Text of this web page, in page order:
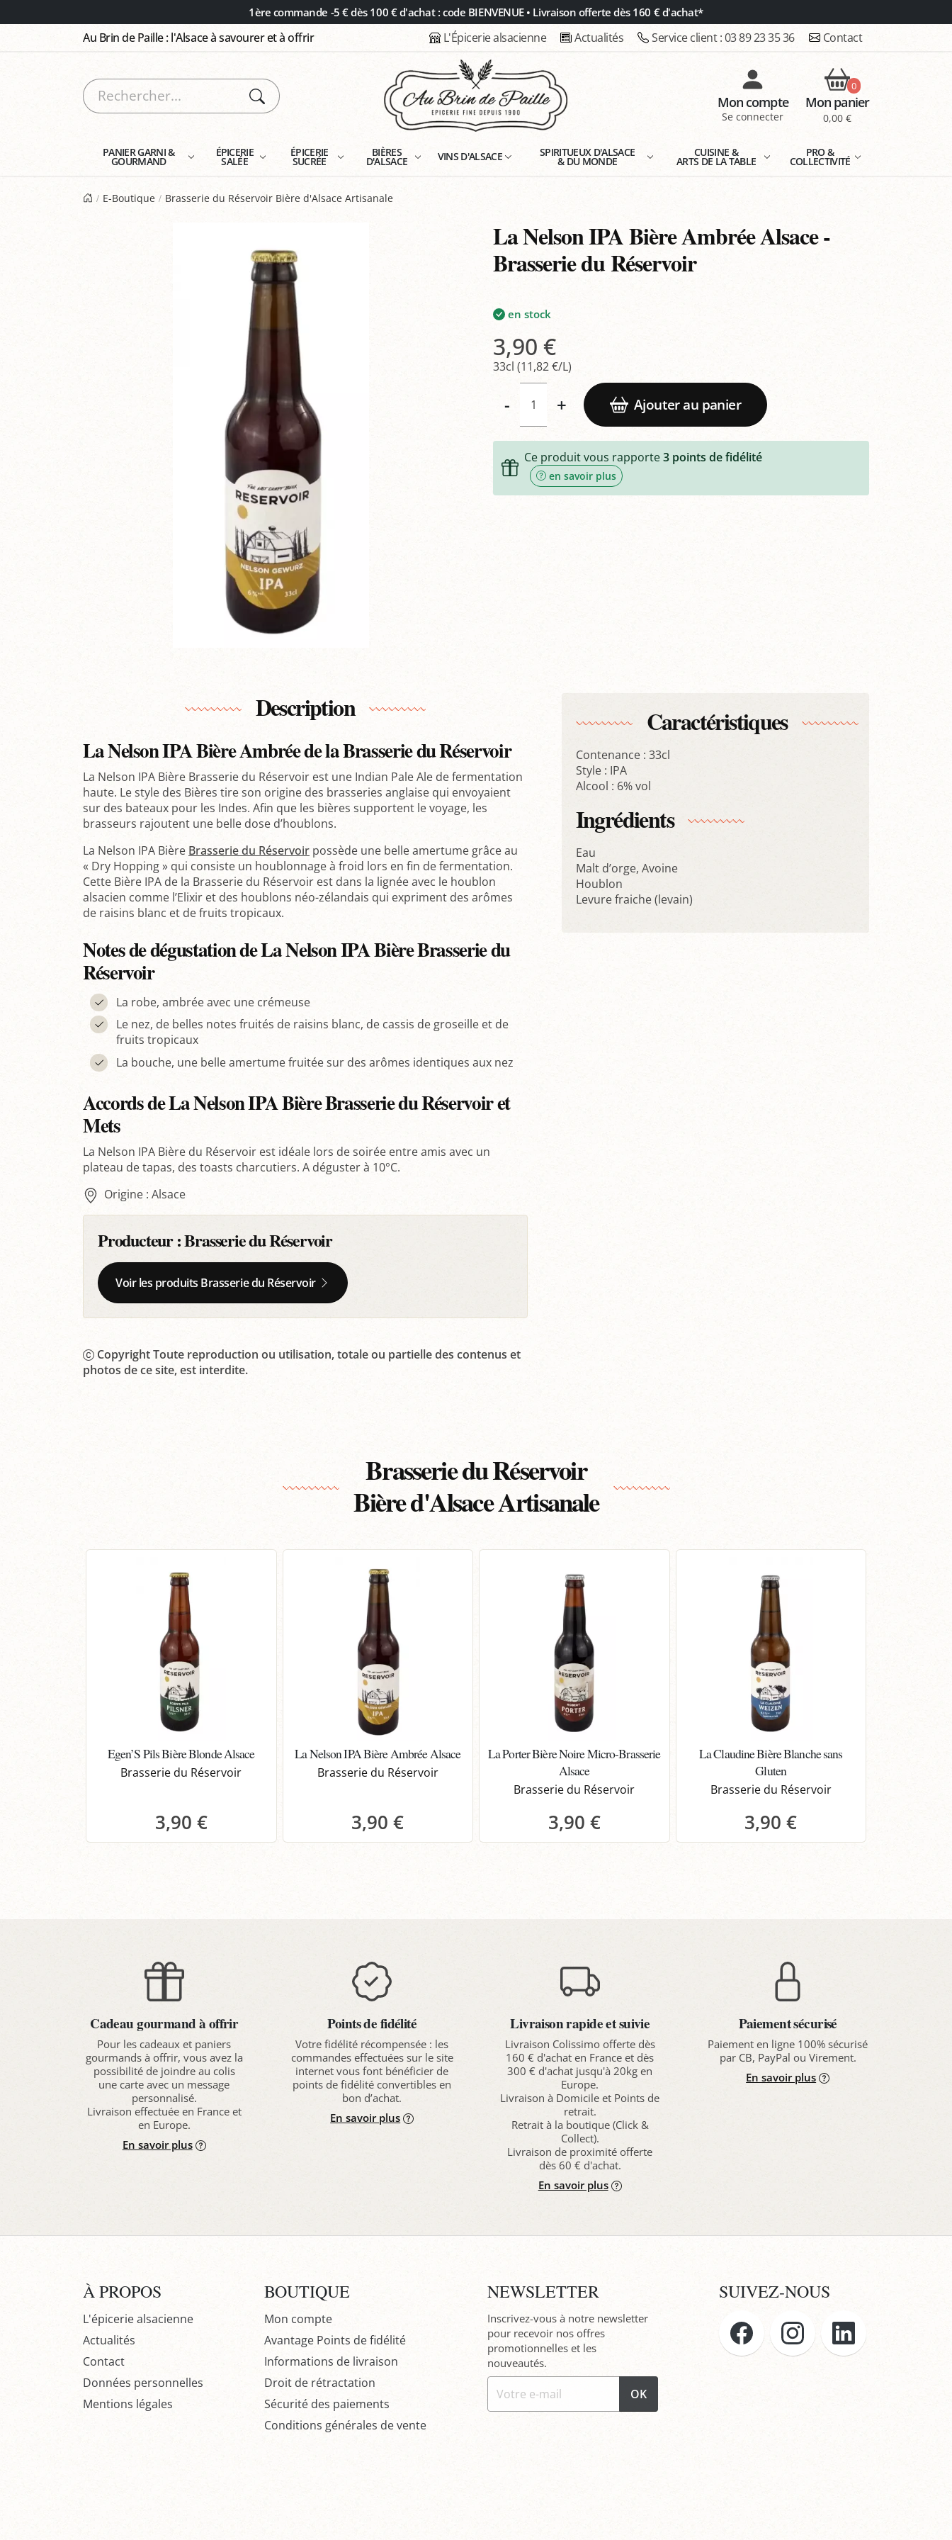
1ère commande -5 € dès 100 € d'achat : code BIENVENUE • Livraison offerte dès 160 € d'achat*
Au Brin de Paille : l'Alsace à savourer et à offrir L'Épicerie alsacienne Actualités Service client :03 89 23 35 36 Contact
Mon compte
Se connecter
0
Mon panier
0,00 €
PANIER GARNI &
GOURMAND
ÉPICERIE
SALÉE
ÉPICERIE
SUCRÉE
BIÈRES
D'ALSACE VINS D'ALSACE SPIRITUEUX D'ALSACE
& DU MONDE
CUISINE &
ARTS DE LA TABLE
PRO &
COLLECTIVITÉ
E-Boutique Brasserie du Réservoir Bière d'Alsace Artisanale
La Nelson IPA Bière Ambrée Alsace -
Brasserie du Réservoir
en stock
3,90 €
33cl (11,82 €/L)
- + Ajouter au panier
Ce produit vous rapporte3points de fidélité
en savoir plus
Description
La Nelson IPA Bière Ambrée de la Brasserie du Réservoir
La Nelson IPA Bière Brasserie du Réservoir est une Indian Pale Ale de fermentation
haute. Le style des Bières tire son origine des brasseries anglaise qui envoyaient
sur des bateaux pour les Indes. Afin que les bières supportent le voyage, les
brasseurs rajoutent une belle dose d’houblons.
La Nelson IPA Bière Brasserie du Réservoir possède une belle amertume grâce au
« Dry Hopping » qui consiste un houblonnage à froid lors en fin de fermentation.
Cette Bière IPA de la Brasserie du Réservoir est dans la lignée avec le houblon
alsacien comme l’Elixir et des houblons néo-zélandais qui expriment des arômes
de raisins blanc et de fruits tropicaux.
Notes de dégustation de La Nelson IPA Bière Brasserie du
Réservoir
La robe, ambrée avec une crémeuse
Le nez, de belles notes fruités de raisins blanc, de cassis de groseille et de
fruits tropicaux
La bouche, une belle amertume fruitée sur des arômes identiques aux nez
Accords de La Nelson IPA Bière Brasserie du Réservoir et
Mets
La Nelson IPA Bière du Réservoir est idéale lors de soirée entre amis avec un
plateau de tapas, des toasts charcutiers. A déguster à 10°C.
Origine : Alsace
Producteur :Brasserie du Réservoir
Voir les produits Brasserie du Réservoir
Copyright Toute reproduction ou utilisation, totale ou partielle des contenus et
photos de ce site, est interdite.
Caractéristiques
Contenance : 33cl
Style : IPA
Alcool : 6% vol
Ingrédients
Eau
Malt d’orge, Avoine
Houblon
Levure fraiche (levain)
Brasserie du Réservoir
Bière d'Alsace Artisanale
Egen’S Pils Bière Blonde Alsace
Brasserie du Réservoir
3,90 €
La Nelson IPA Bière Ambrée Alsace
Brasserie du Réservoir
3,90 €
La Porter Bière Noire Micro-Brasserie
Alsace
Brasserie du Réservoir
3,90 €
La Claudine Bière Blanche sans
Gluten
Brasserie du Réservoir
3,90 €
Cadeau gourmand à offrir
Pour les cadeaux et paniers
gourmands à offrir, vous avez la
possibilité de joindre au colis
une carte avec un message
personnalisé.
Livraison effectuée en France et
en Europe.
En savoir plus
Points de fidélité
Votre fidélité récompensée : les
commandes effectuées sur le site
internet vous font bénéficier de
points de fidélité convertibles en
bon d’achat.
En savoir plus
Livraison rapide et suivie
Livraison Colissimo offerte dès
160 € d'achat en France et dès
300 € d'achat jusqu'à 20kg en
Europe.
Livraison à Domicile et Points de
retrait.
Retrait à la boutique (Click &
Collect).
Livraison de proximité offerte
dès 60 € d'achat.
En savoir plus
Paiement sécurisé
Paiement en ligne 100% sécurisé
par CB, PayPal ou Virement.
En savoir plus
À PROPOS
L'épicerie alsacienne
Actualités
Contact
Données personnelles
Mentions légales
BOUTIQUE
Mon compte
Avantage Points de fidélité
Informations de livraison
Droit de rétractation
Sécurité des paiements
Conditions générales de vente
NEWSLETTER
Inscrivez-vous à notre newsletter
pour recevoir nos offres
promotionnelles et les
nouveautés.
OK
SUIVEZ-NOUS